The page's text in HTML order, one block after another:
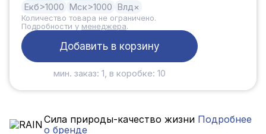
Екб>1000 Мск>1000 Влд ×
Количество товара не ограничено.
Подробности у менеджера.
Добавить в корзину
мин. заказ: 1, в коробке: 10
Сила природы-качество жизни Подробнее
о бренде